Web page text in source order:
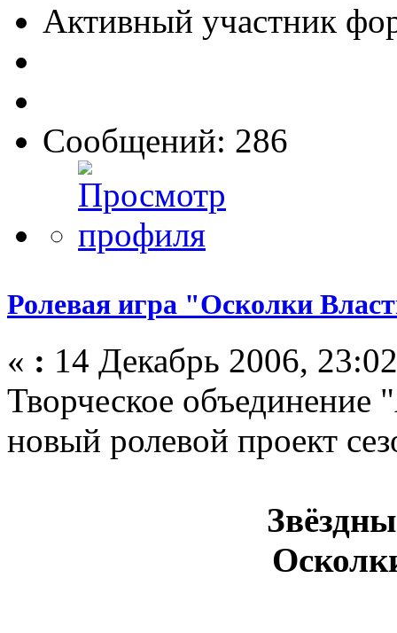
Активный участник
Сообщений: 286
Ролевая игра "Осколки
« : 14 Декабрь 2006,
Творческое объединение
новый ролевой проект